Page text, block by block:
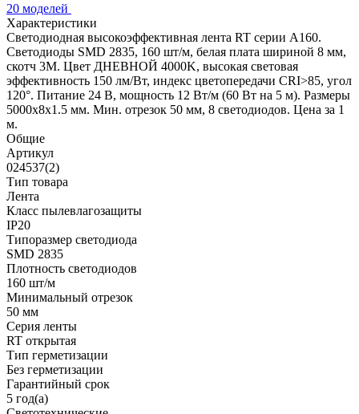
20 моделей
Характеристики
Светодиодная высокоэффективная лента RT серии A160.
Светодиоды SMD 2835, 160 шт/м, белая плата шириной 8 мм,
скотч 3M. Цвет ДНЕВНОЙ 4000K, высокая световая
эффективность 150 лм/Вт, индекс цветопередачи CRI>85, угол
120°. Питание 24 В, мощность 12 Вт/м (60 Вт на 5 м). Размеры
5000x8x1.5 мм. Мин. отрезок 50 мм, 8 светодиодов. Цена за 1
м.
Общие
Артикул
024537(2)
Тип товара
Лента
Класс пылевлагозащиты
IP20
Типоразмер светодиода
SMD 2835
Плотность светодиодов
160 шт/м
Минимальный отрезок
50 мм
Серия ленты
RT открытая
Тип герметизации
Без герметизации
Гарантийный срок
5 год(а)